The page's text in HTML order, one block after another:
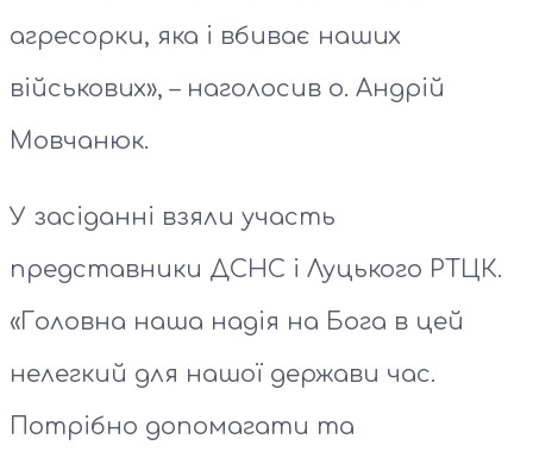
агресорки, яка і вбиває наших
військових», – наголосив о. Андрій
Мовчанюк.
У засіданні взяли участь
представники ДСНС і Луцького РТЦК.
«Головна наша надія на Бога в цей
нелегкий для нашої держави час.
Потрібно допомагати та